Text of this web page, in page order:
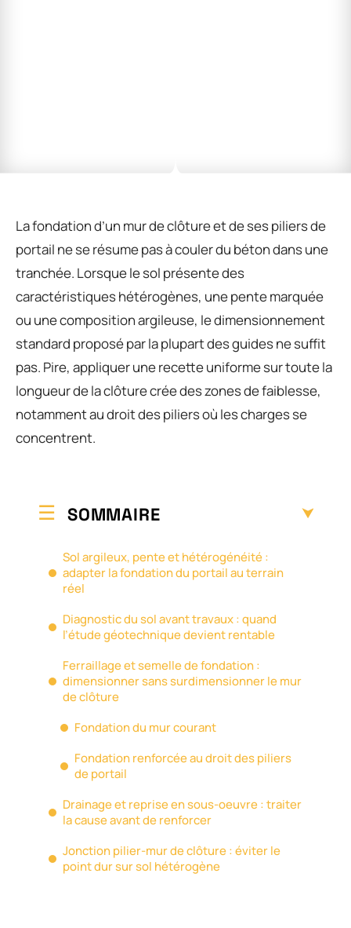
La fondation d’un mur de clôture et de ses piliers de
portail ne se résume pas à couler du béton dans une
tranchée. Lorsque le sol présente des
caractéristiques hétérogènes, une pente marquée
ou une composition argileuse, le dimensionnement
standard proposé par la plupart des guides ne suffit
pas. Pire, appliquer une recette uniforme sur toute la
longueur de la clôture crée des zones de faiblesse,
notamment au droit des piliers où les charges se
concentrent.
SOMMAIRE
Sol argileux, pente et hétérogénéité :
adapter la fondation du portail au terrain
réel
Diagnostic du sol avant travaux : quand
l’étude géotechnique devient rentable
Ferraillage et semelle de fondation :
dimensionner sans surdimensionner le mur
de clôture
Fondation du mur courant
Fondation renforcée au droit des piliers
de portail
Drainage et reprise en sous-oeuvre : traiter
la cause avant de renforcer
Jonction pilier-mur de clôture : éviter le
point dur sur sol hétérogène